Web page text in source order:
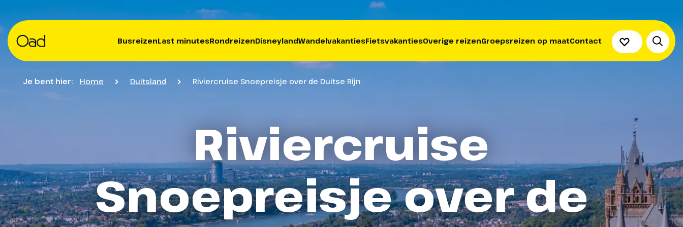
BusreizenLast minutesRondreizenDisneylandWandelvakantiesFietsvakantiesOverige reizenGroepsreizen op maatContact
Je bent hier: Home Duitsland Riviercruise Snoepreisje over de Duitse Rijn
Riviercruise
Snoepreisje over de